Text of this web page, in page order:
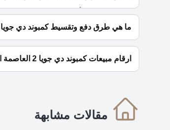
ما هي طرق دفع وتقسيط كمبوند دي جويا 2 العاصمة الادارية الجديدة؟
ارقام مبيعات كمبوند دي جويا 2 العاصمة الادارية الجديدة؟
مقالات مشابهة